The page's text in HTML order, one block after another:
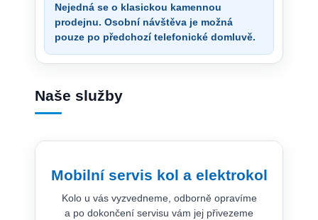
Nejedná se o klasickou kamennou
prodejnu. Osobní návštěva je možná
pouze po předchozí telefonické domluvě.
Naše služby
Mobilní servis kol a elektrokol
Kolo u vás vyzvedneme, odborně opravíme
a po dokončení servisu vám jej přivezeme